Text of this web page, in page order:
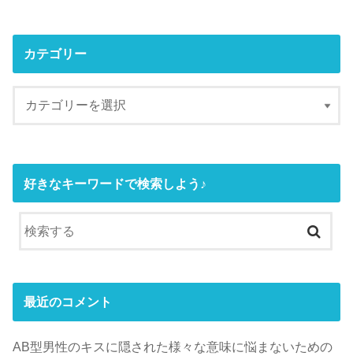
カテゴリー
好きなキーワードで検索しよう♪
最近のコメント
AB型男性のキスに隠された様々な意味に悩まないための